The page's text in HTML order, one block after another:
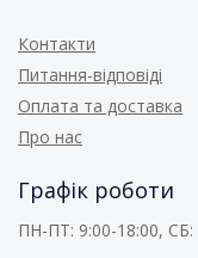
Контакти
Питання-відповіді
Оплата та доставка
Про нас
Графік роботи
ПН-ПТ: 9:00-18:00, СБ: